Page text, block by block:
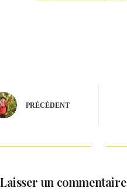
PRÉCÉDENT
Laisser un commentaire